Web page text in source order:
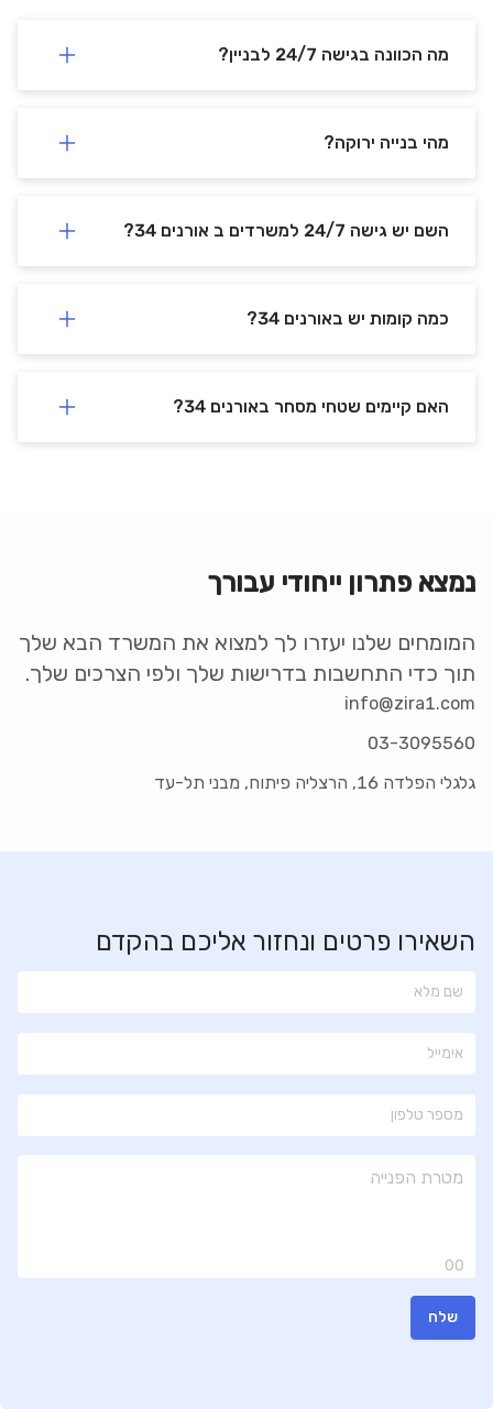
מה הכוונה בגישה 24/7 לבניין?
מהי בנייה ירוקה?
השם יש גישה 24/7 למשרדים ב אורנים 34?
כמה קומות יש באורנים 34?
האם קיימים שטחי מסחר באורנים 34?
נמצא פתרון ייחודי עבורך
המומחים שלנו יעזרו לך למצוא את המשרד הבא שלך
תוך כדי התחשבות בדרישות שלך ולפי הצרכים שלך.
info@zira1.com
03-3095560
גלגלי הפלדה 16, הרצליה פיתוח, מבני תל-עד
השאירו פרטים ונחזור אליכם בהקדם
00
שלח